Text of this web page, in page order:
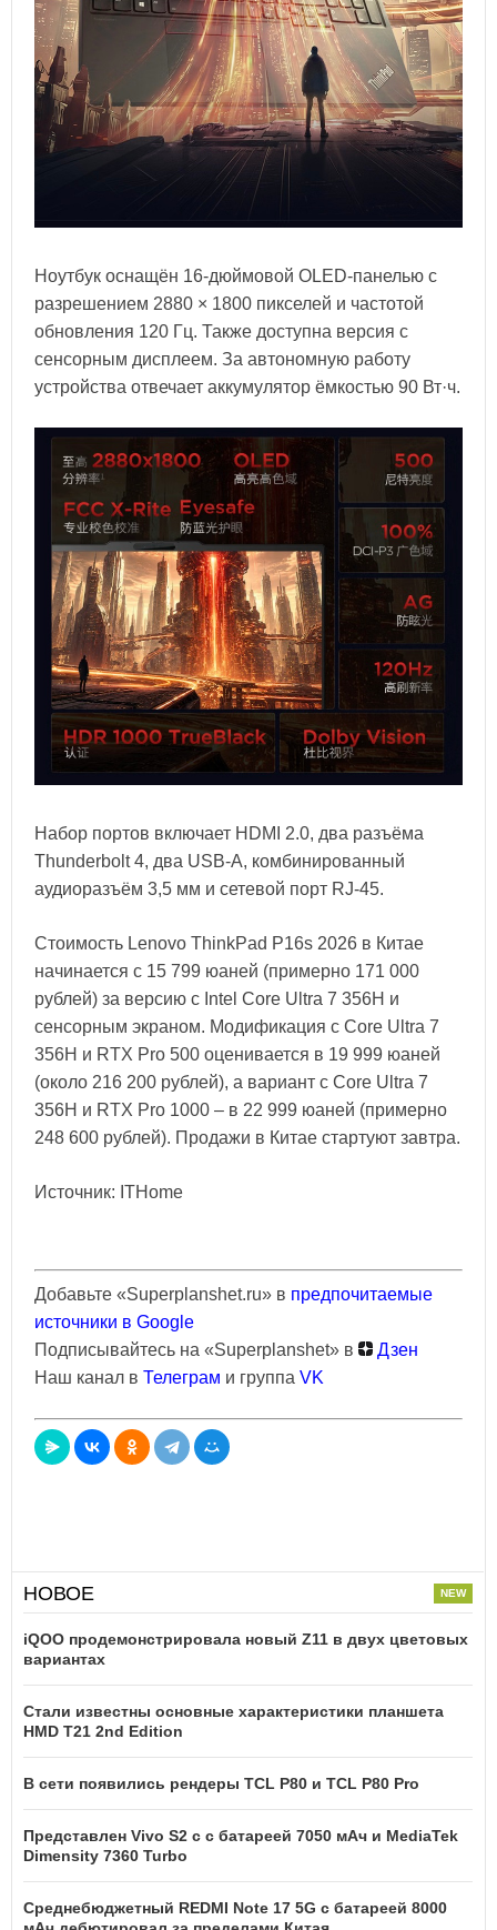
Ноутбук оснащён 16-дюймовой OLED-панелью с
разрешением 2880 × 1800 пикселей и частотой
обновления 120 Гц. Также доступна версия с
сенсорным дисплеем. За автономную работу
устройства отвечает аккумулятор ёмкостью 90 Вт·ч.
Набор портов включает HDMI 2.0, два разъёма
Thunderbolt 4, два USB-A, комбинированный
аудиоразъём 3,5 мм и сетевой порт RJ-45.
Стоимость Lenovo ThinkPad P16s 2026 в Китае
начинается с 15 799 юаней (примерно 171 000
рублей) за версию с Intel Core Ultra 7 356H и
сенсорным экраном. Модификация с Core Ultra 7
356H и RTX Pro 500 оценивается в 19 999 юаней
(около 216 200 рублей), а вариант с Core Ultra 7
356H и RTX Pro 1000 – в 22 999 юаней (примерно
248 600 рублей). Продажи в Китае стартуют завтра.
Источник: ITHome
Добавьте «Superplanshet.ru» в предпочитаемые
источники в Google
Подписывайтесь на «Superplanshet» в
Дзен
Наш канал в Телеграм и группа VK
НОВОЕ
iQOO продемонстрировала новый Z11 в двух цветовых
вариантах
Стали известны основные характеристики планшета
HMD T21 2nd Edition
В сети появились рендеры TCL P80 и TCL P80 Pro
Представлен Vivo S2 с с батареей 7050 мАч и MediaTek
Dimensity 7360 Turbo
Среднебюджетный REDMI Note 17 5G с батареей 8000